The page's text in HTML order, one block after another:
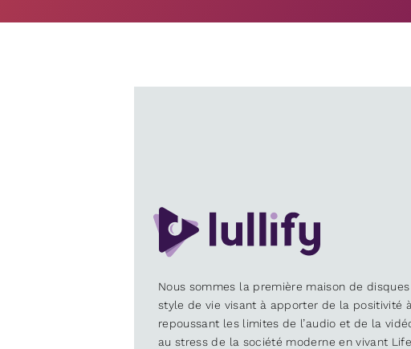
Nous sommes la première maison de
style de vie visant à apporter de la positivité
repoussant les limites de l’audio et de la
au stress de la société moderne en vivant Life